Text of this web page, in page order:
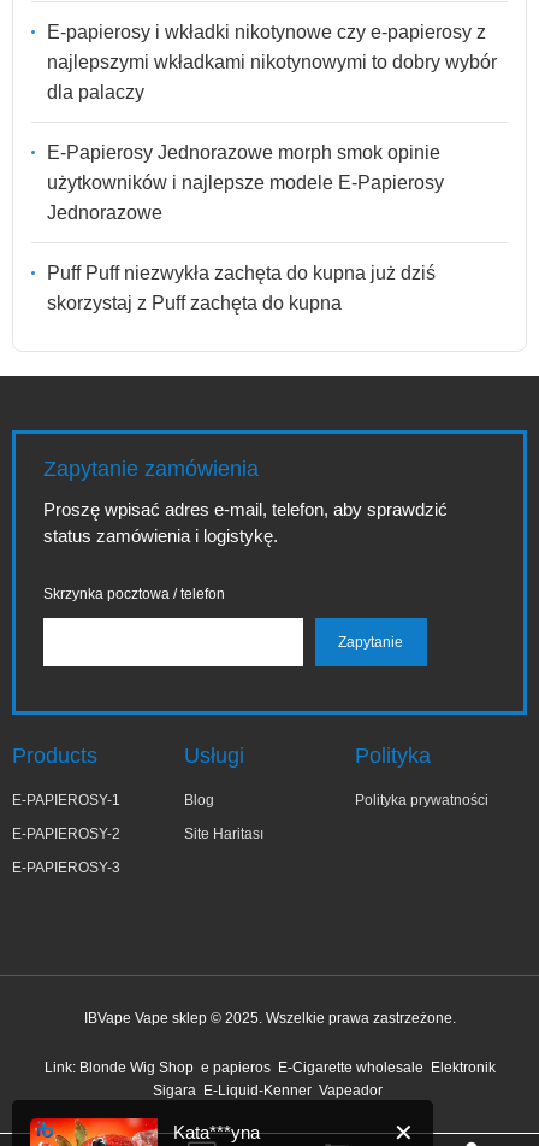
E-papierosy i wkładki nikotynowe czy e-papierosy z
najlepszymi wkładkami nikotynowymi to dobry wybór
dla palaczy
E-Papierosy Jednorazowe morph smok opinie
użytkowników i najlepsze modele E-Papierosy
Jednorazowe
Puff Puff niezwykła zachęta do kupna już dziś
skorzystaj z Puff zachęta do kupna
Zapytanie zamówienia
Proszę wpisać adres e-mail, telefon, aby sprawdzić
status zamówienia i logistykę.
Skrzynka pocztowa / telefon
Products
E-PAPIEROSY-1
E-PAPIEROSY-2
E-PAPIEROSY-3
Usługi
Blog
Site Haritası
Polityka
Polityka prywatności
IBVape Vape sklep © 2025. Wszelkie prawa zastrzeżone.
Link: Blonde Wig Shop e papieros E-Cigarette wholesale
Elektronik
Sigara E-Liquid-Kenner Vapeador
niedawno kupiony